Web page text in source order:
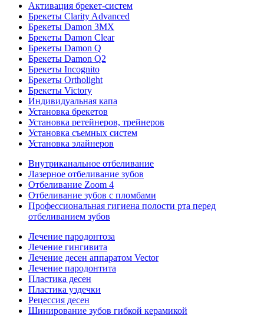
Активация брекет-систем
Брекеты Clarity Advanced
Брекеты Damon 3MX
Брекеты Damon Clear
Брекеты Damon Q
Брекеты Damon Q2
Брекеты Incognito
Брекеты Ortholight
Брекеты Victory
Индивидуальная капа
Установка брекетов
Установка ретейнеров, трейнеров
Установка съемных систем
Установка элайнеров
Внутриканальное отбеливание
Лазерное отбеливание зубов
Отбеливание Zoom 4
Отбеливание зубов с пломбами
Профессиональная гигиена полости рта перед
отбеливанием зубов
Лечение пародонтоза
Лечение гингивита
Лечение десен аппаратом Vector
Лечение пародонтита
Пластика десен
Пластика уздечки
Рецессия десен
Шинирование зубов гибкой керамикой